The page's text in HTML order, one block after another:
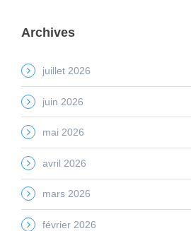
Archives
juillet 2026
juin 2026
mai 2026
avril 2026
mars 2026
février 2026